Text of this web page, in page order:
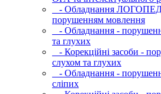
- Обладнання
порушенням мовлення
- Обладнання -
та глухих
- Корекційні засоби -
слухом та глухих
- Обладнання -
сліпих